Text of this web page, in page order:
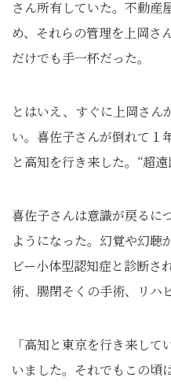
さん所有していた。不動産
め、それらの管理を上岡さ
だけでも手一杯だった。
とはいえ、すぐに上岡さん
い。喜佐子さんが倒れて１
と高知を行き来した。“超遠
喜佐子さんは意識が戻るに
ようになった。幻覚や幻聴
ビー小体型認知症と診断さ
術、腸閉そくの手術、リハ
「高知と東京を行き来し
いました。それでもこの頃